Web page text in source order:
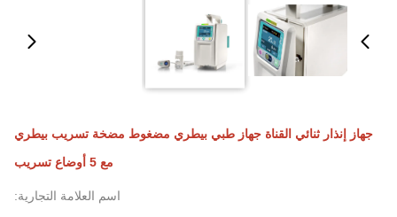
جهاز إنذار ثنائي القناة جهاز طبي بيطري مضغوط مضخة تسريب بيطري
مع 5 أوضاع تسريب
اسم العلامة التجارية: